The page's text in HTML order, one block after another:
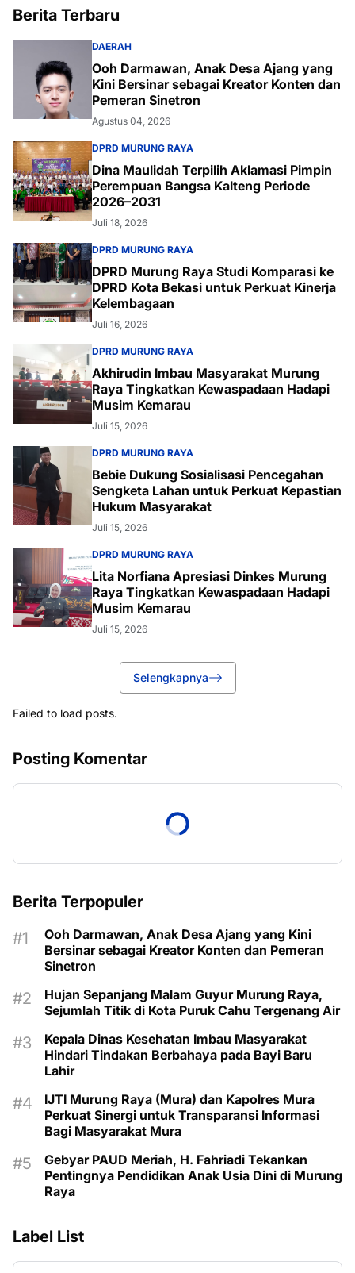
Berita Terbaru
DAERAH
Ooh Darmawan, Anak Desa Ajang yang
Kini Bersinar sebagai Kreator Konten dan
Pemeran Sinetron
Agustus 04, 2026
DPRD MURUNG RAYA
Dina Maulidah Terpilih Aklamasi Pimpin
Perempuan Bangsa Kalteng Periode
2026–2031
Juli 18, 2026
DPRD MURUNG RAYA
DPRD Murung Raya Studi Komparasi ke
DPRD Kota Bekasi untuk Perkuat Kinerja
Kelembagaan
Juli 16, 2026
DPRD MURUNG RAYA
Akhirudin Imbau Masyarakat Murung
Raya Tingkatkan Kewaspadaan Hadapi
Musim Kemarau
Juli 15, 2026
DPRD MURUNG RAYA
Bebie Dukung Sosialisasi Pencegahan
Sengketa Lahan untuk Perkuat Kepastian
Hukum Masyarakat
Juli 15, 2026
DPRD MURUNG RAYA
Lita Norfiana Apresiasi Dinkes Murung
Raya Tingkatkan Kewaspadaan Hadapi
Musim Kemarau
Juli 15, 2026
Selengkapnya
Failed to load posts.
Posting Komentar
Berita Terpopuler
Ooh Darmawan, Anak Desa Ajang yang Kini
Bersinar sebagai Kreator Konten dan Pemeran
Sinetron
Hujan Sepanjang Malam Guyur Murung Raya,
Sejumlah Titik di Kota Puruk Cahu Tergenang Air
Kepala Dinas Kesehatan Imbau Masyarakat
Hindari Tindakan Berbahaya pada Bayi Baru
Lahir
IJTI Murung Raya (Mura) dan Kapolres Mura
Perkuat Sinergi untuk Transparansi Informasi
Bagi Masyarakat Mura
Gebyar PAUD Meriah, H. Fahriadi Tekankan
Pentingnya Pendidikan Anak Usia Dini di Murung
Raya
Label List